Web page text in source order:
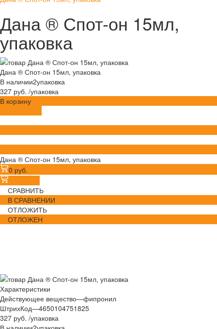
Дана ® Спот-он 15мл,
упаковка
Дана ® Спот-он 15мл, упаковка
В наличии2упаковка
327 руб. /упаковка
В корзину
Дана ® Спот-он 15мл, упаковка
0 руб.
СРАВНИТЬ
В СРАВНЕНИИ
ОТЛОЖИТЬ
ОТЛОЖЕН
Характеристики
Действующее вещество—фипронил
ШтрихКод—4650104751825
327 руб. /упаковка